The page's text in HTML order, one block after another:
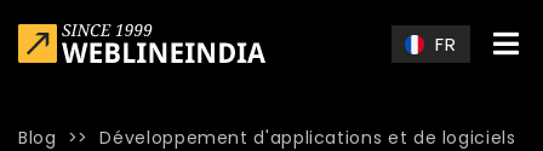
FR
Blog >>Développement d'applications et de logiciels